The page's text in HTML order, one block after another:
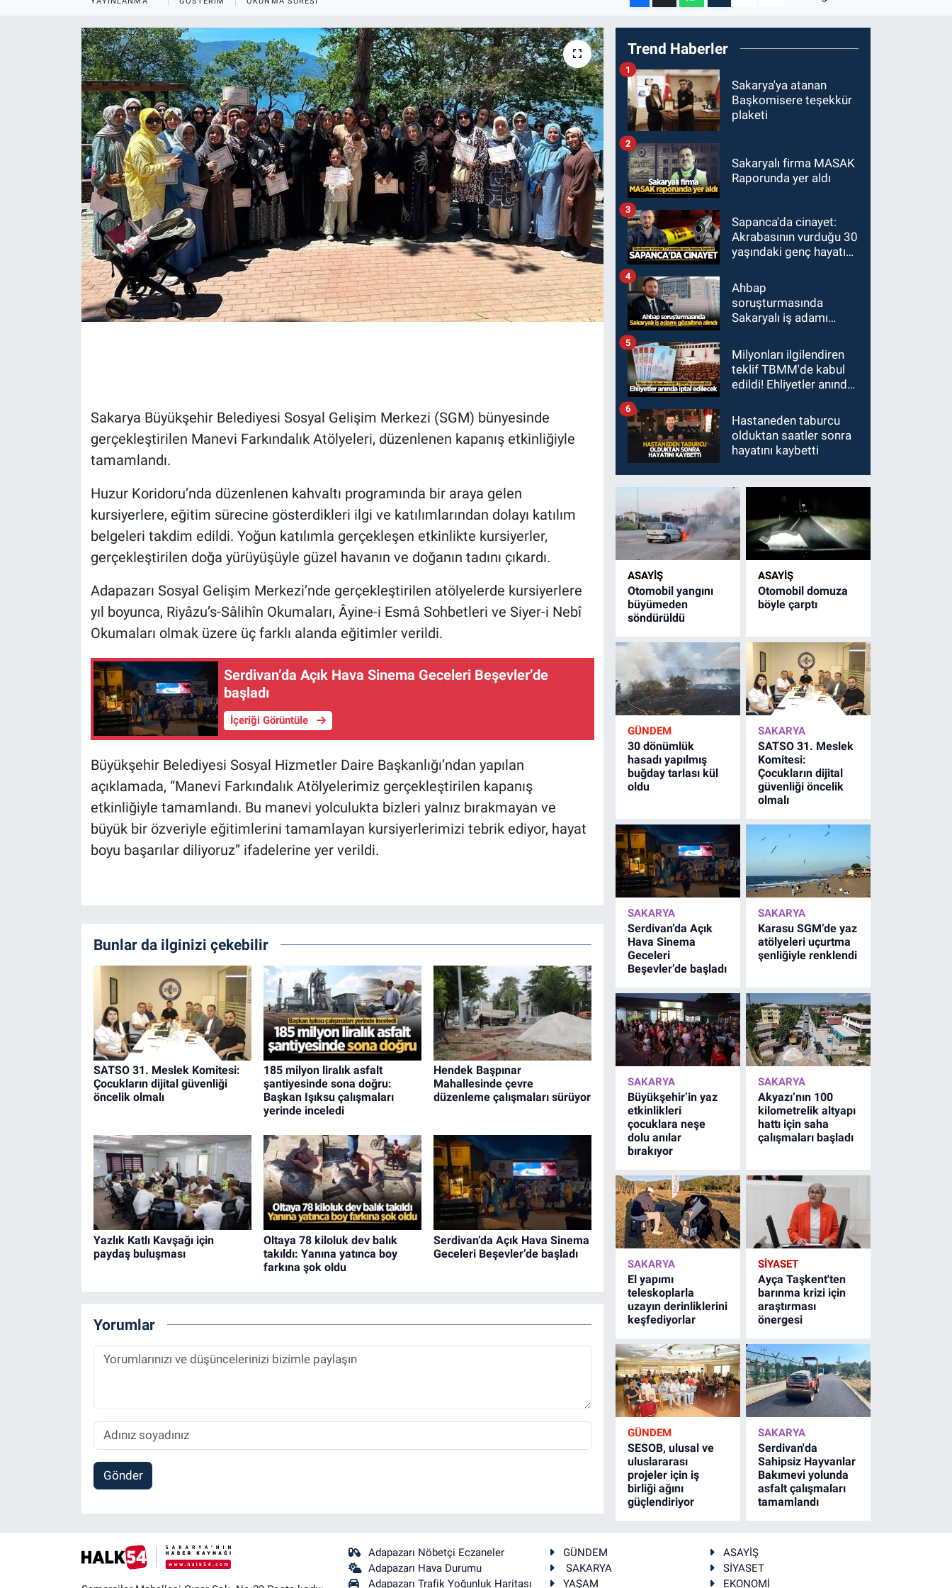
Sakarya Büyükşehir Belediyesi Sosyal Gelişim Merkezi (SGM) bünyesinde
gerçekleştirilen Manevi Farkındalık Atölyeleri, düzenlenen kapanış etkinliğiyle
tamamlandı.
Huzur Koridoru’nda düzenlenen kahvaltı programında bir araya gelen
kursiyerlere, eğitim sürecine gösterdikleri ilgi ve katılımlarından dolayı katılım
belgeleri takdim edildi. Yoğun katılımla gerçekleşen etkinlikte kursiyerler,
gerçekleştirilen doğa yürüyüşüyle güzel havanın ve doğanın tadını çıkardı.
Adapazarı Sosyal Gelişim Merkezi’nde gerçekleştirilen atölyelerde kursiyerlere
yıl boyunca, Riyâzu’s-Sâlihîn Okumaları, Âyine-i Esmâ Sohbetleri ve Siyer-i Nebî
Okumaları olmak üzere üç farklı alanda eğitimler verildi.
Serdivan’da Açık Hava Sinema Geceleri Beşevler’de
başladı
İçeriği Görüntüle
Büyükşehir Belediyesi Sosyal Hizmetler Daire Başkanlığı’ndan yapılan
açıklamada, “Manevi Farkındalık Atölyelerimiz gerçekleştirilen kapanış
etkinliğiyle tamamlandı. Bu manevi yolculukta bizleri yalnız bırakmayan ve
büyük bir özveriyle eğitimlerini tamamlayan kursiyerlerimizi tebrik ediyor, hayat
boyu başarılar diliyoruz” ifadelerine yer verildi.
Bunlar da ilginizi çekebilir
SATSO 31. Meslek Komitesi:
Çocukların dijital güvenliği
öncelik olmalı
185 milyon liralık asfalt
şantiyesinde sona doğru:
Başkan Işıksu çalışmaları
yerinde inceledi
Hendek Başpınar
Mahallesinde çevre
düzenleme çalışmaları sürüyor
Yazlık Katlı Kavşağı için
paydaş buluşması
Oltaya 78 kiloluk dev balık
takıldı: Yanına yatınca boy
farkına şok oldu
Serdivan’da Açık Hava Sinema
Geceleri Beşevler’de başladı
Yorumlar
Gönder
Trend Haberler
Sakarya'ya atanan
Başkomisere teşekkür
plaketi
1
Sakaryalı firma MASAK
Raporunda yer aldı
2
Sapanca'da cinayet:
Akrabasının vurduğu 30
yaşındaki genç hayatını
3
Ahbap
soruşturmasında
Sakaryalı iş adamı
4
Milyonları ilgilendiren
teklif TBMM'de kabul
edildi! Ehliyetler anında
5
Hastaneden taburcu
olduktan saatler sonra
hayatını kaybetti
6
ASAYİŞ
Otomobil yangını
büyümeden
söndürüldü
ASAYİŞ
Otomobil domuza
böyle çarptı
GÜNDEM
30 dönümlük
hasadı yapılmış
buğday tarlası kül
oldu
SAKARYA
SATSO 31. Meslek
Komitesi:
Çocukların dijital
güvenliği öncelik
olmalı
SAKARYA
Serdivan’da Açık
Hava Sinema
Geceleri
Beşevler’de başladı
SAKARYA
Karasu SGM’de yaz
atölyeleri uçurtma
şenliğiyle renklendi
SAKARYA
Büyükşehir’in yaz
etkinlikleri
çocuklara neşe
dolu anılar
bırakıyor
SAKARYA
Akyazı’nın 100
kilometrelik altyapı
hattı için saha
çalışmaları başladı
SAKARYA
El yapımı
teleskoplarla
uzayın derinliklerini
keşfediyorlar
SİYASET
Ayça Taşkent'ten
barınma krizi için
araştırması
önergesi
GÜNDEM
SESOB, ulusal ve
uluslararası
projeler için iş
birliği ağını
güçlendiriyor
SAKARYA
Serdivan'da
Sahipsiz Hayvanlar
Bakımevi yolunda
asfalt çalışmaları
tamamlandı
Adapazarı Nöbetçi Eczaneler
Adapazarı Hava Durumu
Adapazarı Trafik Yoğunluk Haritası
GÜNDEM
ASAYİŞ
SAKARYA
SİYASET
YAŞAM
EKONOMİ
EĞİTİM
MAGAZİN
ÖZEL HABER
HALK54 PANORAMA